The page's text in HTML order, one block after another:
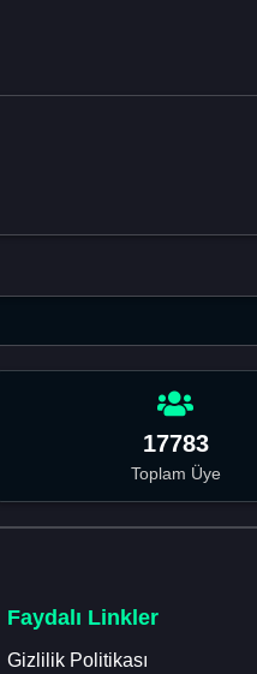
17783
Toplam Üye
Faydalı Linkler
Gizlilik Politikası